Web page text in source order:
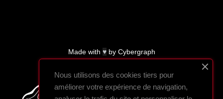
Made with ♥by Cybergraph
Nous utilisons des cookies tiers pour
améliorer votre expérience de navigation,